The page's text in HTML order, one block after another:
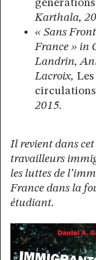
Karthala,
« Sans
France » in
Landrin,
Lacroix,
2015.
Il revient dans
travailleurs
les luttes de
France dans la
étudiant.